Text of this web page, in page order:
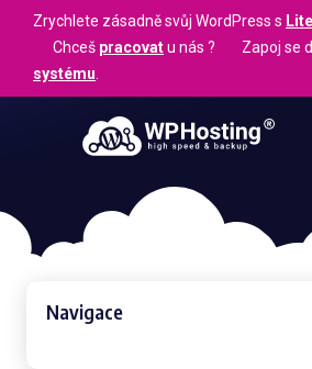
Zrychlete zásadně svůj WordPress s
Chceš pracovatu nás ? Zapoj se
systému
Navigace